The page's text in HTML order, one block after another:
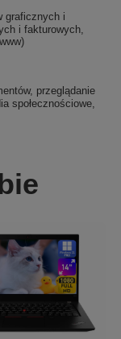
graficznych i
i fakturowych,
przeglądanie
społecznościowe,